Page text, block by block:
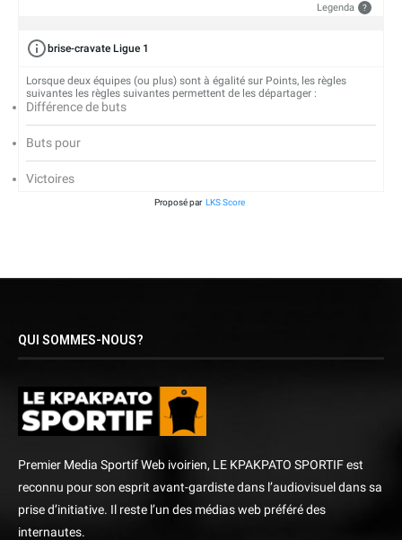
Legenda ?
brise-cravate Ligue 1
Lorsque deux équipes (ou plus) sont à égalité sur Points, les règles
suivantes les règles suivantes permettent de les départager :
Différence de buts
Buts pour
Victoires
Proposé par LKS Score
QUI SOMMES-NOUS?
Premier Media Sportif Web ivoirien, LE KPAKPATO SPORTIF est
reconnu pour son esprit avant-gardiste dans l’audiovisuel dans sa
prise d’initiative. Il reste l’un des médias web préféré des
internautes.